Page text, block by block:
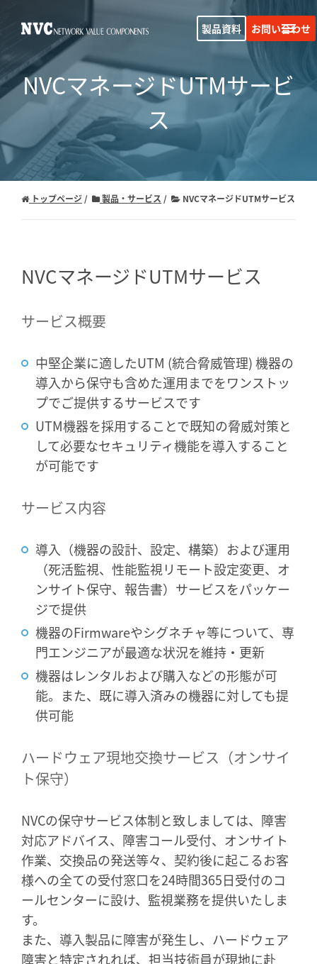
製品資料 お問い合わせ
NVCマネージドUTMサービ
ス
トップページ 製品・サービス NVCマネージドUTMサービス
NVCマネージドUTMサービス
サービス概要
中堅企業に適したUTM (統合脅威管理) 機器の
導入から保守も含めた運用までをワンストッ
プでご提供するサービスです
UTM機器を採用することで既知の脅威対策と
して必要なセキュリティ機能を導入すること
が可能です
サービス内容
導入（機器の設計、設定、構築）および運用
（死活監視、性能監視リモート設定変更、オ
ンサイト保守、報告書）サービスをパッケー
ジで提供
機器のFirmwareやシグネチャ等について、専
門エンジニアが最適な状況を維持・更新
機器はレンタルおよび購入などの形態が可
能。また、既に導入済みの機器に対しても提
供可能
ハードウェア現地交換サービス（オンサイ
ト保守）
NVCの保守サービス体制と致しましては、障害
対応アドバイス、障害コール受付、オンサイト
作業、交換品の発送等々、契約後に起こるお客
様への全ての受付窓口を24時間365日受付のコ
ールセンターに設け、監視業務を提供いたしま
す。
また、導入製品に障害が発生し、ハードウェア
障害と特定されれば、担当技術員が現地に赴